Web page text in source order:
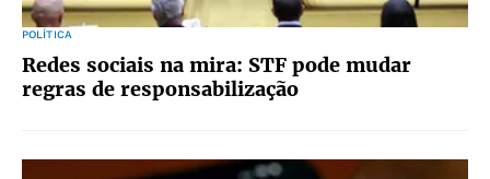
POLÍTICA
Redes sociais na mira: STF pode mudar
regras de responsabilização